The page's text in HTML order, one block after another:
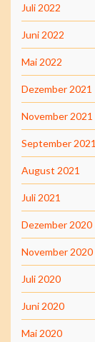
Juli 2022
Juni 2022
Mai 2022
Dezember 2021
November 2021
September 2021
August 2021
Juli 2021
Dezember 2020
November 2020
Juli 2020
Juni 2020
Mai 2020